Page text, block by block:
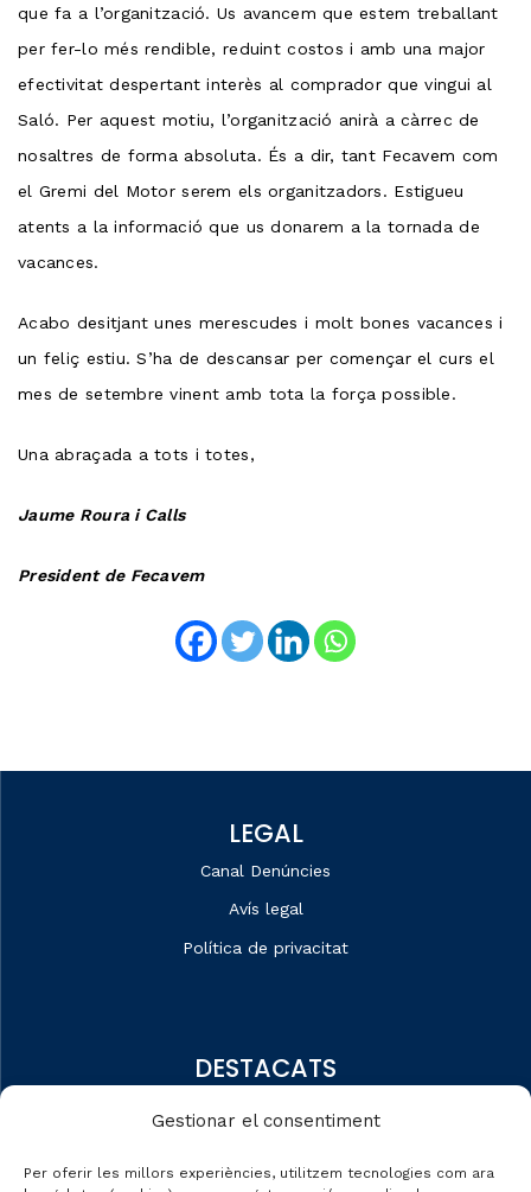
Gestionar el consentiment
Per oferir les millors experiències, utilitzem tecnologies com ara
que fa a l’organització. Us avancem que estem treballant
per fer-lo més rendible, reduint costos i amb una major
efectivitat despertant interès al comprador que vingui al
Saló. Per aquest motiu, l’organització anirà a càrrec de
nosaltres de forma absoluta. És a dir, tant Fecavem com
el Gremi del Motor serem els organitzadors. Estigueu
atents a la informació que us donarem a la tornada de
vacances.
Acabo desitjant unes merescudes i molt bones vacances i
un feliç estiu. S’ha de descansar per començar el curs el
mes de setembre vinent amb tota la força possible.
Una abraçada a tots i totes,
Jaume Roura i Calls
President de Fecavem
LEGAL
Canal Denúncies
Avís legal
Política de privacitat
DESTACATS
Dades de mercat